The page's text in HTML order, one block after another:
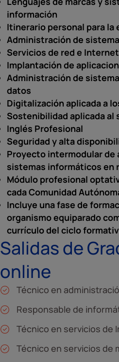
información
Itinerario personal para la
Administración de
Servicios de red e Internet
Implantación de
Administración de
datos
Digitalización aplicada a
Sostenibilidad aplicada
Inglés Profesional
Seguridad y alta
Proyecto intermodular de
sistemas informáticos en
Módulo profesional
cada Comunidad
Incluye una fase de
organismo equiparado
currículo del ciclo
Salidas de
online
Técnico en
Responsable de
Técnico en servicios de
Técnico en servicios de